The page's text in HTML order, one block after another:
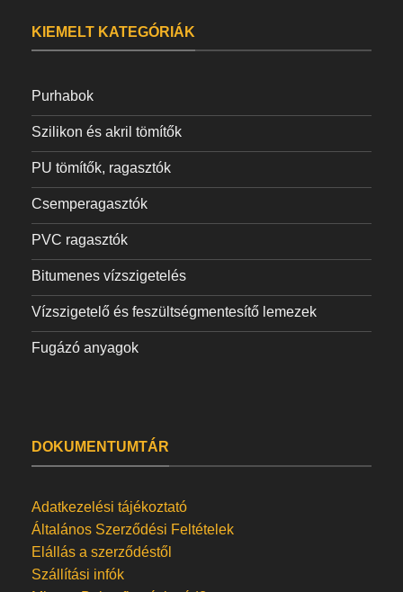
KIEMELT KATEGÓRIÁK
Purhabok
Szilikon és akril tömítők
PU tömítők, ragasztók
Csemperagasztók
PVC ragasztók
Bitumenes vízszigetelés
Vízszigetelő és feszültségmentesítő lemezek
Fugázó anyagok
DOKUMENTUMTÁR
Adatkezelési tájékoztató
Általános Szerződési Feltételek
Elállás a szerződéstől
Szállítási infók